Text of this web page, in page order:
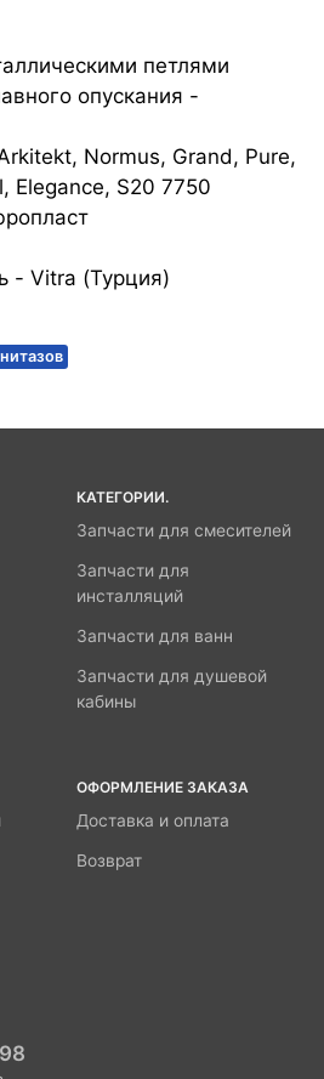
петлями
опускания -
Normus, Grand, Pure,
Elegance, S20 7750
- Vitra (Турция)
КАТЕГОРИИ.
Запчасти для смесителей
Запчасти для
инсталляций
Запчасти для ванн
Запчасти для душевой
кабины
ОФОРМЛЕНИЕ ЗАКАЗА
Доставка и оплата
Возврат